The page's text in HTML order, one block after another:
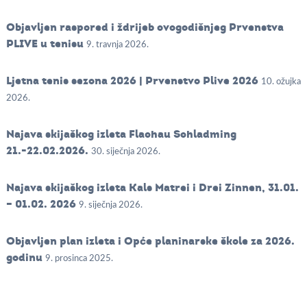
Objavljen raspored i ždrijeb ovogodišnjeg Prvenstva
PLIVE u tenisu 9. travnja 2026.
Ljetna tenis sezona 2026 | Prvenstvo Plive 2026 10. ožujka
2026.
Najava skijaškog izleta Flachau Schladming
21.-22.02.2026. 30. siječnja 2026.
Najava skijaškog izleta Kals Matrei i Drei Zinnen, 31.01.
– 01.02. 2026 9. siječnja 2026.
Objavljen plan izleta i Opće planinarske škole za 2026.
godinu 9. prosinca 2025.